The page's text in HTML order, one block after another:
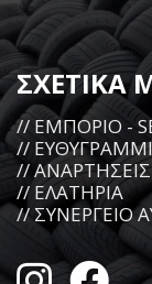
ΣΧΕΤΙΚΑ
// ΕΜΠΟΡΙΟ -
//
// ΑΝΑΡΤΗΣΕΙΣ
// ΕΛΑΤΗΡΙΑ
// ΣΥΝΕΡΓΕΙΟ